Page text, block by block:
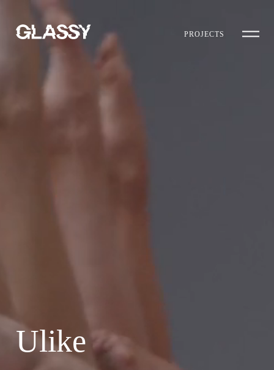
PROJECTS
Ulike